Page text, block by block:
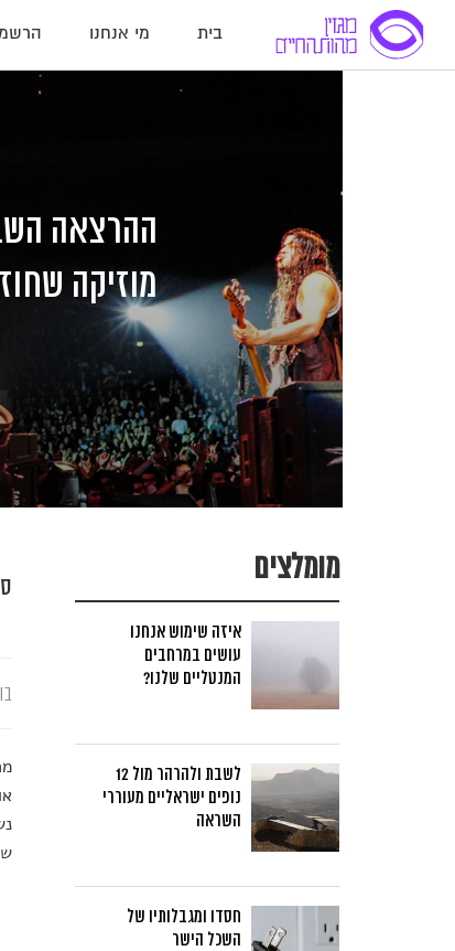
בית מי אנחנו
מוזיקה
מומלצים
איזה שימוש אנחנו
עושים במרחבים
המנטליים שלנו?
לשבת ולהרהר מול 12
נופים ישראליים מעוררי
השראה
חסדו ומגבלותיו של
השכל הישר